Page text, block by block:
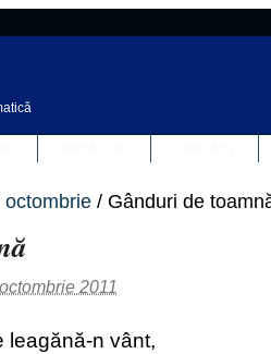
octombrie / Gânduri de
2011
leagănă-n vânt,